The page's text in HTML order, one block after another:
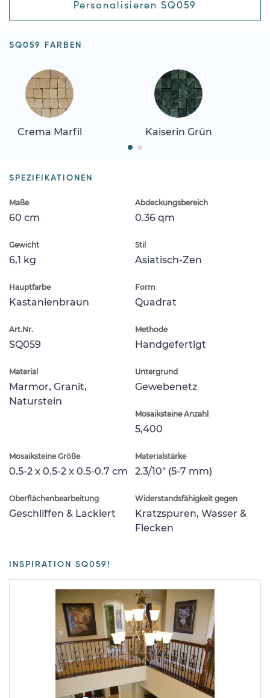
Personalisieren SQ059
SQ059 FARBEN
Crema Marfil Kaiserin Grün
SPEZIFIKATIONEN
Maße
60 cm
Abdeckungsbereich
0.36 qm
Gewicht
6,1 kg
Stil
Asiatisch-Zen
Hauptfarbe
Kastanienbraun
Form
Quadrat
Art.Nr.
SQ059
Methode
Handgefertigt
Material
Marmor, Granit,
Naturstein
Untergrund
Gewebenetz
Mosaiksteine Anzahl
5,400
Mosaiksteine Größe
0.5-2 x 0.5-2 x 0.5-0.7 cm
Materialstärke
2.3/10" (5-7 mm)
Oberflächenbearbeitung
Geschliffen & Lackiert
Widerstandsfähigkeit gegen
Kratzspuren, Wasser &
Flecken
INSPIRATION SQ059!